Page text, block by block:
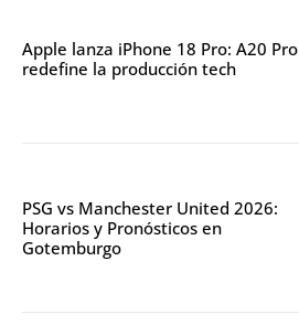
Apple lanza iPhone 18 Pro: A20 Pro
redefine la producción tech
PSG vs Manchester United 2026:
Horarios y Pronósticos en
Gotemburgo